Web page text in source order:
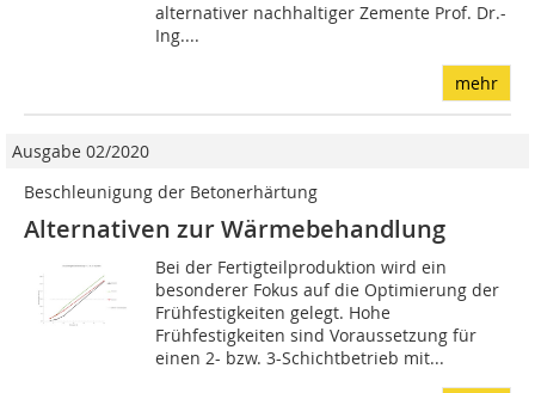
alternativer nachhaltiger Zemente Prof. Dr.-
Ing....
mehr
Ausgabe 02/2020
Beschleunigung der Betonerhärtung
Alternativen zur Wärmebehandlung
Bei der Fertigteilproduktion wird ein
besonderer Fokus auf die Optimierung der
Frühfestigkeiten gelegt. Hohe
Frühfestigkeiten sind Voraussetzung für
einen 2- bzw. 3-Schichtbetrieb mit...